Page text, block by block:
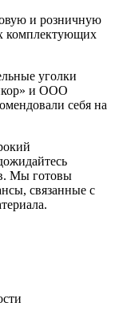
и розничную
комплектующих
уголки
и ООО
себя на
Мы готовы
связанные с